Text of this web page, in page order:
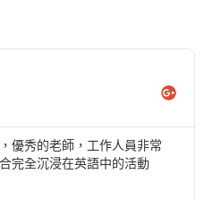
優秀的老師，工作人員非常
完全沉浸在英語中的活動